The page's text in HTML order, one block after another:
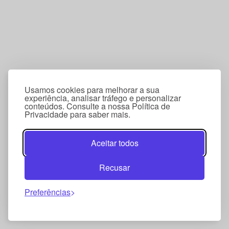
Usamos cookies para melhorar a sua
experiência, analisar tráfego e personalizar
conteúdos. Consulte a nossa Política de
Privacidade para saber mais.
Aceitar todos
Recusar
Preferências